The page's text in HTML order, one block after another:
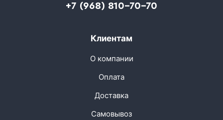
+7 (968) 810-70-70
Клиентам
О компании
Оплата
Доставка
Самовывоз